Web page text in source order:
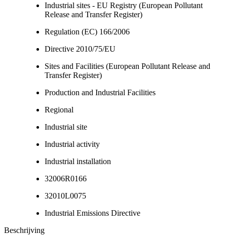
Industrial sites - EU Registry (European Pollutant
Release and Transfer Register)
Regulation (EC) 166/2006
Directive 2010/75/EU
Sites and Facilities (European Pollutant Release and
Transfer Register)
Production and Industrial Facilities
Regional
Industrial site
Industrial activity
Industrial installation
32006R0166
32010L0075
Industrial Emissions Directive
Beschrijving